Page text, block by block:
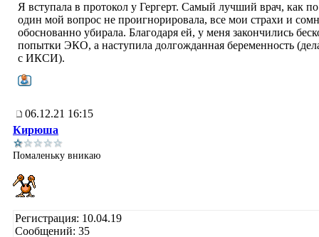
Я вступала в протокол у Гергерт. Самый лучший врач, как
один мой вопрос не проигнорировала, все мои страхи и
обоснованно убирала. Благодаря ей, у меня закончились
попытки ЭКО, а наступила долгожданная беременность
с ИКСИ).
06.12.21 16:15
Кирюша
Помаленьку вникаю
Регистрация: 10.04.19
Сообщений: 35